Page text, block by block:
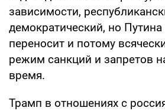
зависимости,
демократический, но Путина
переносит и потому
режим санкций и запретов
время.
Трамп в отношениях с